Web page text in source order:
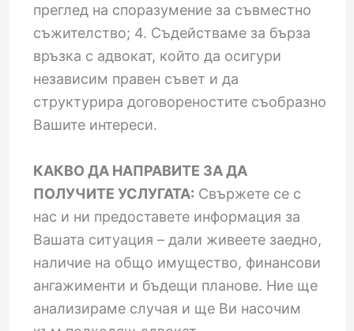
преглед на споразумение за съвместно
съжителство; 4. Съдействаме за бърза
връзка с адвокат, който да осигури
независим правен съвет и да
структурира договореностите съобразно
Вашите интереси.
КАКВО ДА НАПРАВИТЕ ЗА ДА
ПОЛУЧИТЕ УСЛУГАТА: Свържете се с
нас и ни предоставете информация за
Вашата ситуация – дали живеете заедно,
наличие на общо имущество, финансови
ангажименти и бъдещи планове. Ние ще
анализираме случая и ще Ви насочим